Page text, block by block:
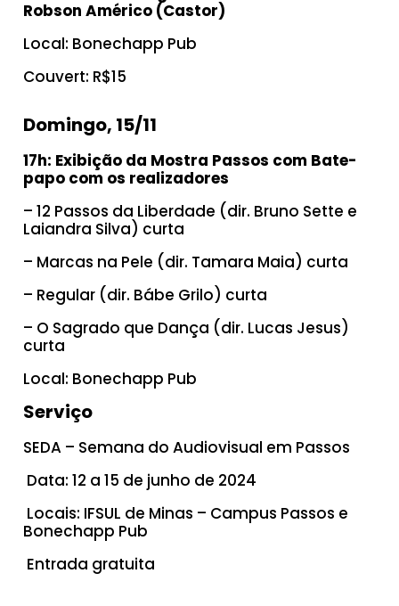
Robson Américo (Castor)
Local: Bonechapp Pub
Couvert: R$15
Domingo, 15/11
17h: Exibição da Mostra Passos com Bate-
papo com os realizadores
– 12 Passos da Liberdade (dir. Bruno Sette e
Laiandra Silva) curta
– Marcas na Pele (dir. Tamara Maia) curta
– Regular (dir. Bábe Grilo) curta
– O Sagrado que Dança (dir. Lucas Jesus)
curta
Local: Bonechapp Pub
Serviço
SEDA – Semana do Audiovisual em Passos
Data: 12 a 15 de junho de 2024
Locais: IFSUL de Minas – Campus Passos e
Bonechapp Pub
Entrada gratuita